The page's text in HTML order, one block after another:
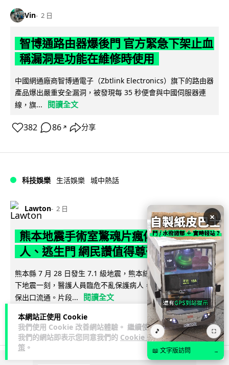
本網站正使用 Cookie
我們使用 Cookie 改善網站體驗。 繼續使用
我們的網站即表示您同意我們的 Cookie 政
策 。
Vin 2 日
智博通路由器爆後門 官方緊急下架止血
稱漏洞是功能在維修時使用
中國網通廠商智博通電子（Zbtlink Electronics）旗下的路由器
產品爆出嚴重安全漏洞，被發現每 35 秒便會與中國伺服器連
線，旗...
閱讀全文
382 86 ↗ 分享
科技娛樂 生活娛樂 城中熱話
Lawton 2 日
熊本地震手術室驚魂片瘋傳 醫護保護病
人、逃生門 網民讚值得尊敬
熊本縣 7 月 28 日發生 7.1 級地震，熊本綜合醫院手術室鏡頭拍
下地震一刻，醫護人員臨危不亂保護病人，更馬上開逃生門確
保出口流通。片段...
閱讀全文
71 26↗ 分享
×
🎵 ⛶
📖 文字版訪問 →